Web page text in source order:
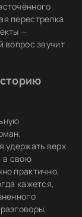
перестрелка
—
вопрос звучит
удержать верх
в свою
практично,
кажется,